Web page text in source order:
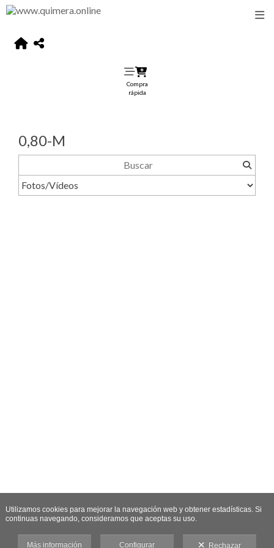
Compra
rápida
0,80-M
Utilizamos cookies para mejorar la navegación web y obtener estadísticas. Si
continuas navegando, consideramos que aceptas su uso.
Más información Configurar Rechazar